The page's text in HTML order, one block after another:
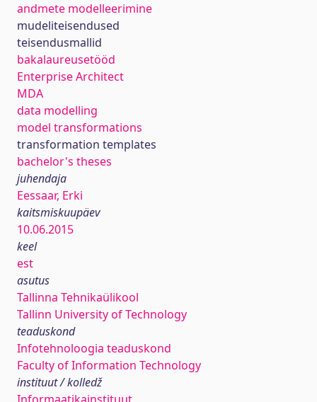
andmete modelleerimine
mudeliteisendused
teisendusmallid
bakalaureusetööd
Enterprise Architect
MDA
data modelling
model transformations
transformation templates
bachelor's theses
juhendaja
Eessaar, Erki
kaitsmiskuupäev
10.06.2015
keel
est
asutus
Tallinna Tehnikaülikool
Tallinn University of Technology
teaduskond
Infotehnoloogia teaduskond
Faculty of Information Technology
instituut / kolledž